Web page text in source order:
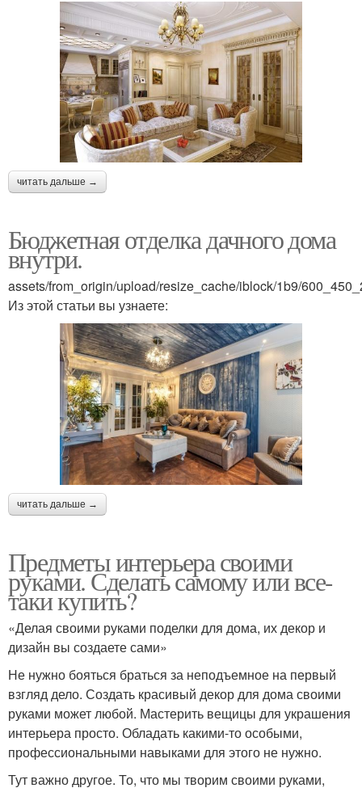
читать дальше →
Бюджетная отделка дачного дома
внутри.
assets/from_origin/upload/resize_cache/iblock/1b9/
Из этой статьи вы узнаете:
читать дальше →
Предметы интерьера своими
руками. Сделать самому или все-
таки купить?
«Делая своими руками поделки для дома, их декор и
дизайн вы создаете сами»
Не нужно бояться браться за неподъемное на первый
взгляд дело. Создать красивый декор для дома своими
руками может любой. Мастерить вещицы для украшения
интерьера просто. Обладать какими-то особыми,
профессиональными навыками для этого не нужно.
Тут важно другое. То, что мы творим своими руками,